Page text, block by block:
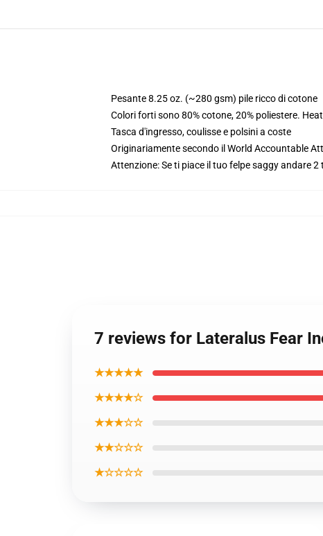
Pesante 8.25 oz. (~280 gsm) pile ricco di cotone
Colori forti sono 80% cotone, 20% poliestere.
Tasca d'ingresso, coulisse e polsini a coste
Originariamente secondo il World Accountable
Attenzione: Se ti piace il tuo felpe saggy andare 2
7 reviews for Lateralus Fear
★★★★★
★★★★☆
★★★☆☆
★★☆☆☆
★☆☆☆☆